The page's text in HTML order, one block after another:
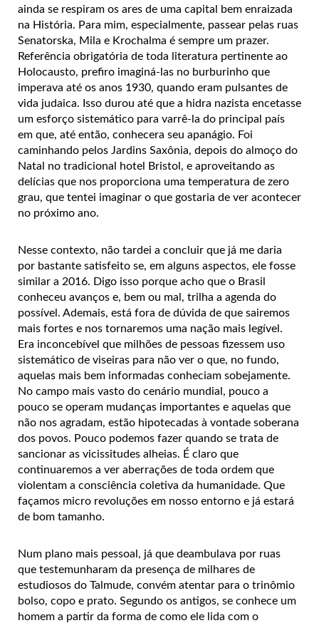
ainda se respiram os ares de uma capital bem enraizada
na História. Para mim, especialmente, passear pelas ruas
Senatorska, Mila e Krochalma é sempre um prazer.
Referência obrigatória de toda literatura pertinente ao
Holocausto, prefiro imaginá-las no burburinho que
imperava até os anos 1930, quando eram pulsantes de
vida judaica. Isso durou até que a hidra nazista encetasse
um esforço sistemático para varrê-la do principal país
em que, até então, conhecera seu apanágio. Foi
caminhando pelos Jardins Saxônia, depois do almoço do
Natal no tradicional hotel Bristol, e aproveitando as
delícias que nos proporciona uma temperatura de zero
grau, que tentei imaginar o que gostaria de ver acontecer
no próximo ano.
Nesse contexto, não tardei a concluir que já me daria
por bastante satisfeito se, em alguns aspectos, ele fosse
similar a 2016. Digo isso porque acho que o Brasil
conheceu avanços e, bem ou mal, trilha a agenda do
possível. Ademais, está fora de dúvida de que sairemos
mais fortes e nos tornaremos uma nação mais legível.
Era inconcebível que milhões de pessoas fizessem uso
sistemático de viseiras para não ver o que, no fundo,
aquelas mais bem informadas conheciam sobejamente.
No campo mais vasto do cenário mundial, pouco a
pouco se operam mudanças importantes e aquelas que
não nos agradam, estão hipotecadas à vontade soberana
dos povos. Pouco podemos fazer quando se trata de
sancionar as vicissitudes alheias. É claro que
continuaremos a ver aberrações de toda ordem que
violentam a consciência coletiva da humanidade. Que
façamos micro revoluções em nosso entorno e já estará
de bom tamanho.
Num plano mais pessoal, já que deambulava por ruas
que testemunharam da presença de milhares de
estudiosos do Talmude, convém atentar para o trinômio
bolso, copo e prato. Segundo os antigos, se conhece um
homem a partir da forma de como ele lida com o